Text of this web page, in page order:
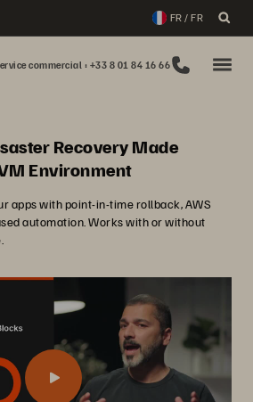
FR / FR
commercial : +33 8 01 84 16 66
Recovery Made
Environment
apps with point-in-time rollback, AWS
automation. Works with or without